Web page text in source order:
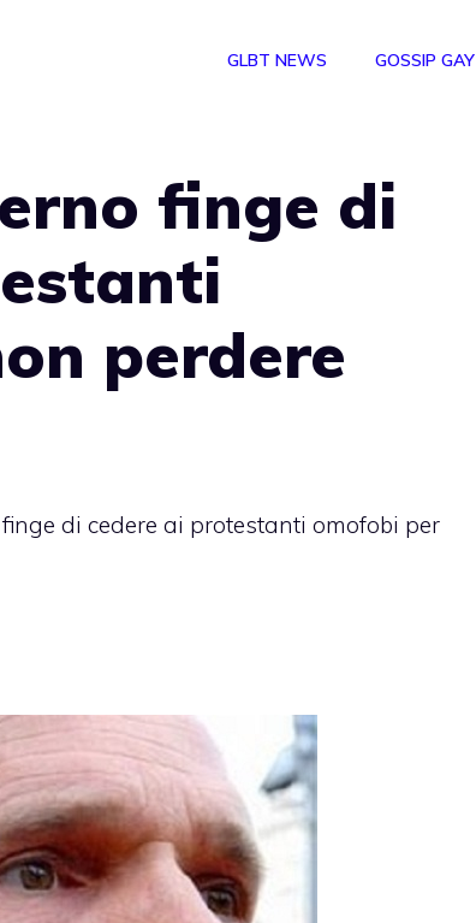
GLBT NEWS GOSSIP GAY
finge di
perdere
di cedere ai protestanti omofobi per